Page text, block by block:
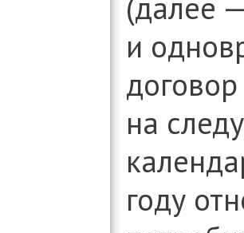
и
на
году